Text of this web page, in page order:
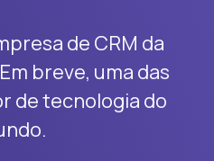
de CRM da
breve, uma das
de tecnologia do